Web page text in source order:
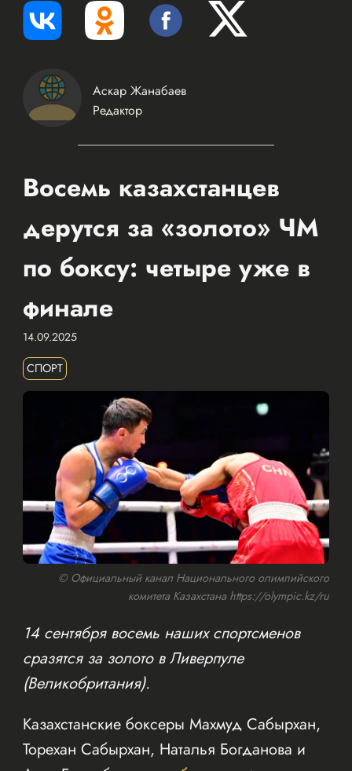
Аскар Жанабаев
Редактор
Восемь казахстанцев
дерутся за «золото» ЧМ
по боксу: четыре уже в
финале
14.09.2025
СПОРТ
© Официальный канал Национального олимпийского
комитета Казахстана https://olympic.kz/ru
14 сентября восемь наших спортсменов
сразятся за золото в Ливерпуле
(Великобритания).
Казахстанские боксеры Махмуд Сабырхан,
Торехан Сабырхан, Наталья Богданова и